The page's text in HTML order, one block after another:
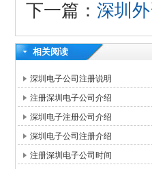
下一篇： 深圳
相关阅读
深圳电子公司注册说明
注册深圳电子公司介绍
深圳电子注册公司介绍
深圳电子公司注册介绍
注册深圳电子公司时间